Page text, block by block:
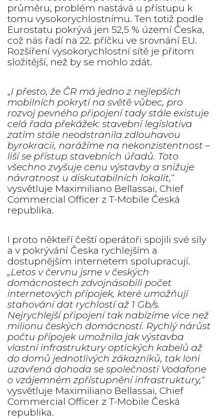
průměru, problém nastává u přístupu k
tomu vysokorychlostnímu. Ten totiž podle
Eurostatu pokrývá jen 52,5 % území Česka,
což nás řadí na 22. příčku ve srovnání EU.
Rozšíření vysokorychlostní sítě je přitom
složitější, než by se mohlo zdát.
„I přesto, že ČR má jedno z nejlepších
mobilních pokrytí na světě vůbec, pro
rozvoj pevného připojení tady stále existuje
celá řada překážek: stavební legislativa
zatím stále neodstranila zdlouhavou
byrokracii, narážíme na nekonzistentnost –
liší se přístup stavebních úřadů. Toto
všechno zvyšuje cenu výstavby a snižuje
návratnost u diskutabilních lokalit,“
vysvětluje Maximiliano Bellassai, Chief
Commercial Officer z T-Mobile Česká
republika.
I proto někteří čeští operátoři spojili své síly
a v pokrývání Česka rychlejším a
dostupnějším internetem spolupracují.
„Letos v červnu jsme v českých
domácnostech zdvojnásobili počet
internetových přípojek, které umožňují
stahování dat rychlostí až 1 Gb/s.
Nejrychlejší připojení tak nabízíme více než
milionu českých domácností. Rychlý nárůst
počtu přípojek umožnila jak výstavba
vlastní infrastruktury optických kabelů až
do domů jednotlivých zákazníků, tak loni
uzavřená dohoda se společností Vodafone
o vzájemném zpřístupnění infrastruktury,“
vysvětluje Maximiliano Bellassai, Chief
Commercial Officer z T-Mobile Česká
republika.